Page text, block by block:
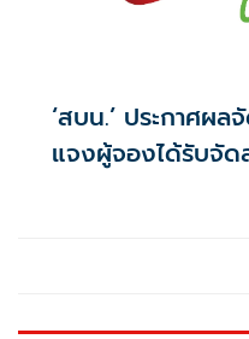
‘สบน.’ ประกาศผ
แจงผู้จองได้รับจัด